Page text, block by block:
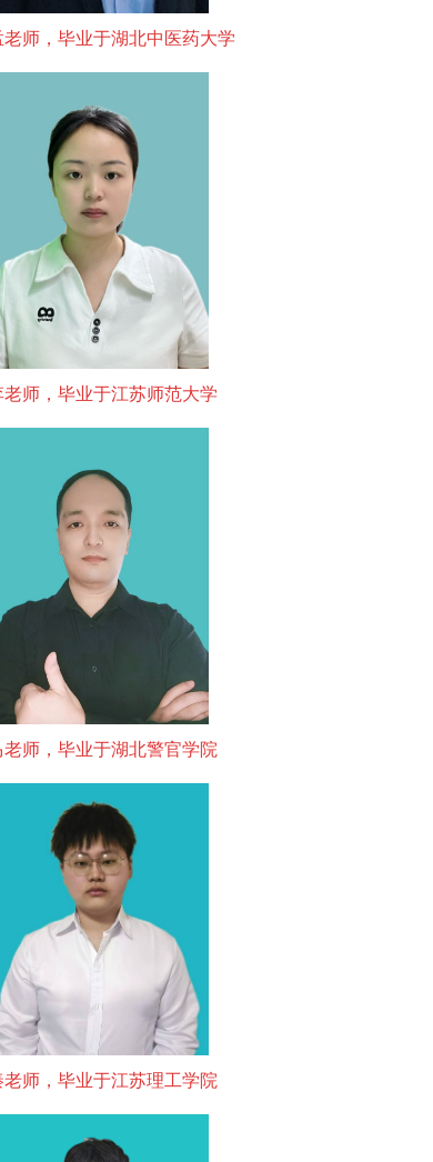
老师，毕业于湖北中医药大学
老师，毕业于江苏师范大学
老师，毕业于湖北警官学院
老师，毕业于江苏理工学院